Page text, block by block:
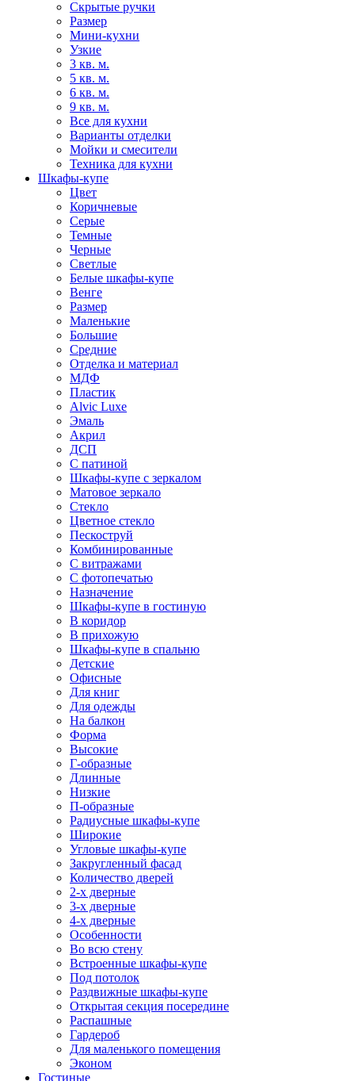
Скрытые ручки
Размер
Мини-кухни
Узкие
3 кв. м.
5 кв. м.
6 кв. м.
9 кв. м.
Все для кухни
Варианты отделки
Мойки и смесители
Техника для кухни
Шкафы-купе
Цвет
Коричневые
Серые
Темные
Черные
Светлые
Белые шкафы-купе
Венге
Размер
Маленькие
Большие
Средние
Отделка и материал
МДФ
Пластик
Alvic Luxe
Эмаль
Акрил
ДСП
С патиной
Шкафы-купе с зеркалом
Матовое зеркало
Стекло
Цветное стекло
Пескоструй
Комбинированные
С витражами
С фотопечатью
Назначение
Шкафы-купе в гостиную
В коридор
В прихожую
Шкафы-купе в спальню
Детские
Офисные
Для книг
Для одежды
На балкон
Форма
Высокие
Г-образные
Длинные
Низкие
П-образные
Радиусные шкафы-купе
Широкие
Угловые шкафы-купе
Закругленный фасад
Количество дверей
2-х дверные
3-х дверные
4-х дверные
Особенности
Во всю стену
Встроенные шкафы-купе
Под потолок
Раздвижные шкафы-купе
Открытая секция посередине
Распашные
Гардероб
Для маленького помещения
Эконом
Гостиные